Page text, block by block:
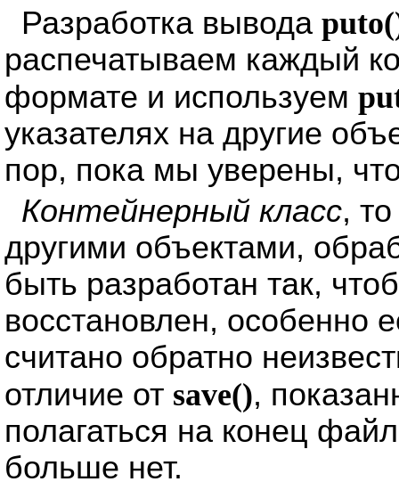
Разработка вывода
распечатываем каждый
формате и используем
указателях на другие
пор, пока мы уверены,
Контейнерный класс,
другими объектами,
быть разработан так,
восстановлен, особенно
считано обратно
отличие от save(),
полагаться на конец
больше нет.